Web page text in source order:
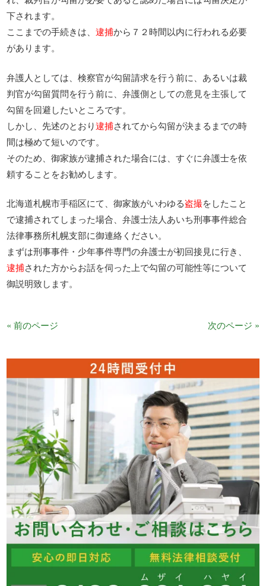
下されます。
ここまでの手続きは、逮捕から７２時間以内に行われる必要
があります。
弁護人としては、検察官が勾留請求を行う前に、あるいは裁
判官が勾留質問を行う前に、弁護側としての意見を主張して
勾留を回避したいところです。
しかし、先述のとおり逮捕されてから勾留が決まるまでの時
間は極めて短いのです。
そのため、御家族が逮捕された場合には、すぐに弁護士を依
頼することをお勧めします。
北海道札幌市手稲区にて、御家族がいわゆる盗撮をしたこと
で逮捕されてしまった場合、弁護士法人あいち刑事事件総合
法律事務所札幌支部に御連絡ください。
まずは刑事事件・少年事件専門の弁護士が初回接見に行き、
逮捕された方からお話を伺った上で勾留の可能性等について
御説明致します。
« 前のページ 次のページ »